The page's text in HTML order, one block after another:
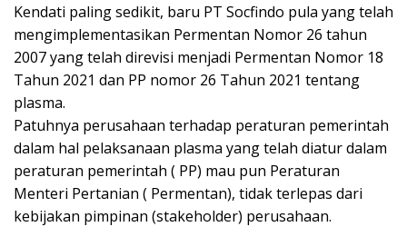
Kendati paling sedikit, baru PT Socfindo pula yang telah
mengimplementasikan Permentan Nomor 26 tahun
2007 yang telah direvisi menjadi Permentan Nomor 18
Tahun 2021 dan PP nomor 26 Tahun 2021 tentang
plasma.
Patuhnya perusahaan terhadap peraturan pemerintah
dalam hal pelaksanaan plasma yang telah diatur dalam
peraturan pemerintah ( PP) mau pun Peraturan
Menteri Pertanian ( Permentan), tidak terlepas dari
kebijakan pimpinan (stakeholder) perusahaan.